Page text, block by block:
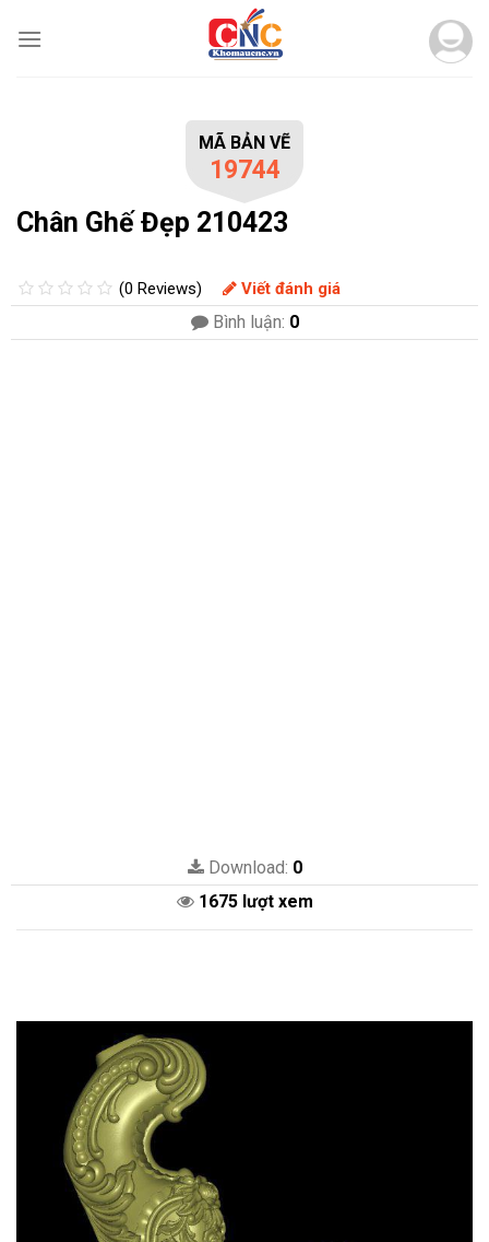
MÃ BẢN VẼ
19744
Chân Ghế Đẹp 210423
(0 Reviews) Viết đánh giá
Bình luận: 0
Download: 0
1675 lượt xem